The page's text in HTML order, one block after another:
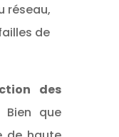
réseau,
de
des
Bien que